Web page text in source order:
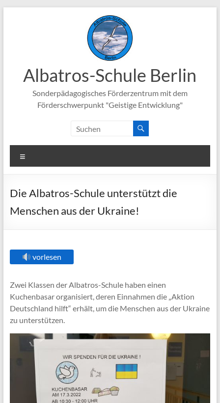
Albatros-Schule Berlin
Sonderpädagogisches Förderzentrum mit dem
Förderschwerpunkt "Geistige Entwicklung"
Die Albatros-Schule unterstützt die
Menschen aus der Ukraine!
vorlesen
Zwei Klassen der Albatros-Schule haben einen
Kuchenbasar organisiert, deren Einnahmen die „Aktion
Deutschland hilft“ erhält, um die Menschen aus der Ukraine
zu unterstützen.